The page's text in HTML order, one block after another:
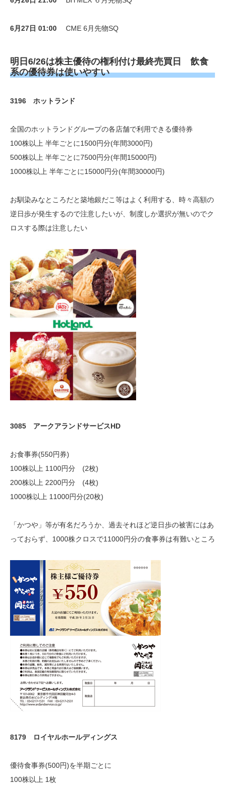
6月27日 01:00 CME 6月先物SQ
明日6/26は株主優待の権利付け最終売買日 飲食
系の優待券は使いやすい
3196 ホットランド
全国のホットランドグループの各店舗で利用できる優待券
100株以上 半年ごとに1500円分(年間3000円)
500株以上 半年ごとに7500円分(年間15000円)
1000株以上 半年ごとに15000円分(年間30000円)
お馴染みなところだと築地銀だこ等はよく利用する、時々高額の
逆日歩が発生するので注意したいが、制度しか選択が無いのでク
ロスする際は注意したい
3085 アークアランドサービスHD
お食事券(550円券)
100株以上 1100円分 (2枚)
200株以上 2200円分 (4枚)
1000株以上 11000円分(20枚)
「かつや」等が有名だろうか、過去それほど逆日歩の被害にはあ
っておらず、1000株クロスで11000円分の食事券は有難いところ
8179 ロイヤルホールディングス
優待食事券(500円)を半期ごとに
100株以上 1枚